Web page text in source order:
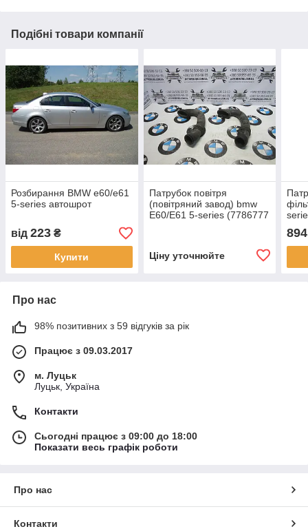
Подібні товари компанії
Розбирання BMW e60/e61
5-series автошрот
від 223 ₴
Купити
Патрубок повітря
(повітряний завод) bmw
E60/E61 5-series (7786777
Ціну уточнюйте
894
Про нас
98% позитивних з 59 відгуків за рік
Працює з 09.03.2017
м. Луцьк
Луцьк, Україна
Контакти
Сьогодні працює з 09:00 до 18:00
Показати весь графік роботи
Про нас
Контакти